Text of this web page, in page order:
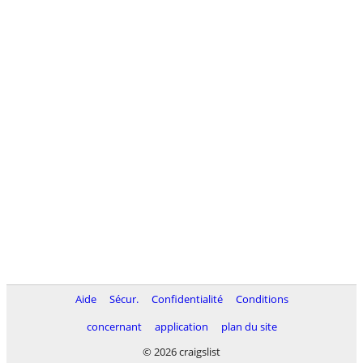
Aide Sécur. Confidentialité
Conditions
concernant
application
plan du site
© 2026 craigslist